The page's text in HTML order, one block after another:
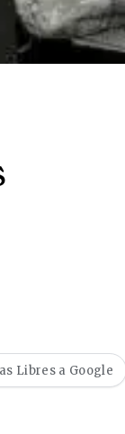
Libres a Google